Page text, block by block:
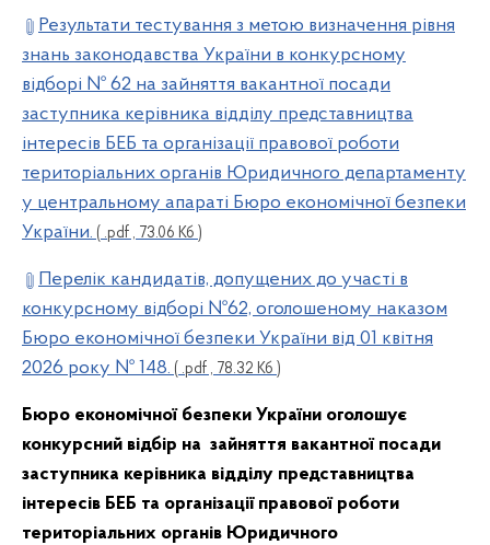
Результати тестування з метою визначення рівня
знань законодавства України в конкурсному
відборі № 62 на зайняття вакантної посади
заступника керівника відділу представництва
інтересів БЕБ та організації правової роботи
територіальних органів Юридичного департаменту
у центральному апараті Бюро економічної безпеки
України. ( .pdf , 73.06 Кб )
Перелік кандидатів, допущених до участі в
конкурсному відборі №62, оголошеному наказом
Бюро економічної безпеки України від 01 квітня
2026 року № 148. ( .pdf , 78.32 Кб )
Бюро економічної безпеки України оголошує
конкурсний відбір на зайняття вакантної посади
заступника керівника відділу представництва
інтересів БЕБ та організації правової роботи
територіальних органів Юридичного